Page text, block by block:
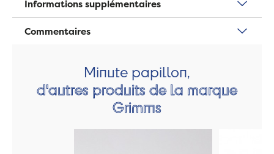
Informations supplémentaires
Commentaires
Minute papillon,
d'autres produits de la marque
Grimms